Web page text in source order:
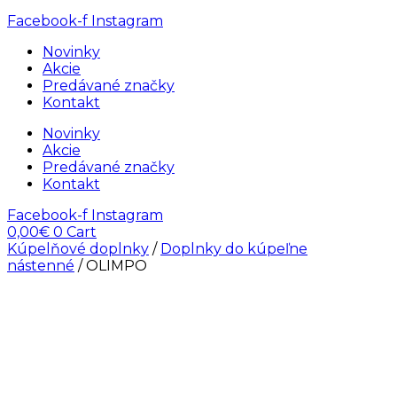
Facebook-f Instagram
Novinky
Akcie
Predávané značky
Kontakt
Novinky
Akcie
Predávané značky
Kontakt
Facebook-f Instagram
0,00€ 0 Cart
Kúpelňové doplnky / Doplnky do kúpeľne
nástenné / OLIMPO